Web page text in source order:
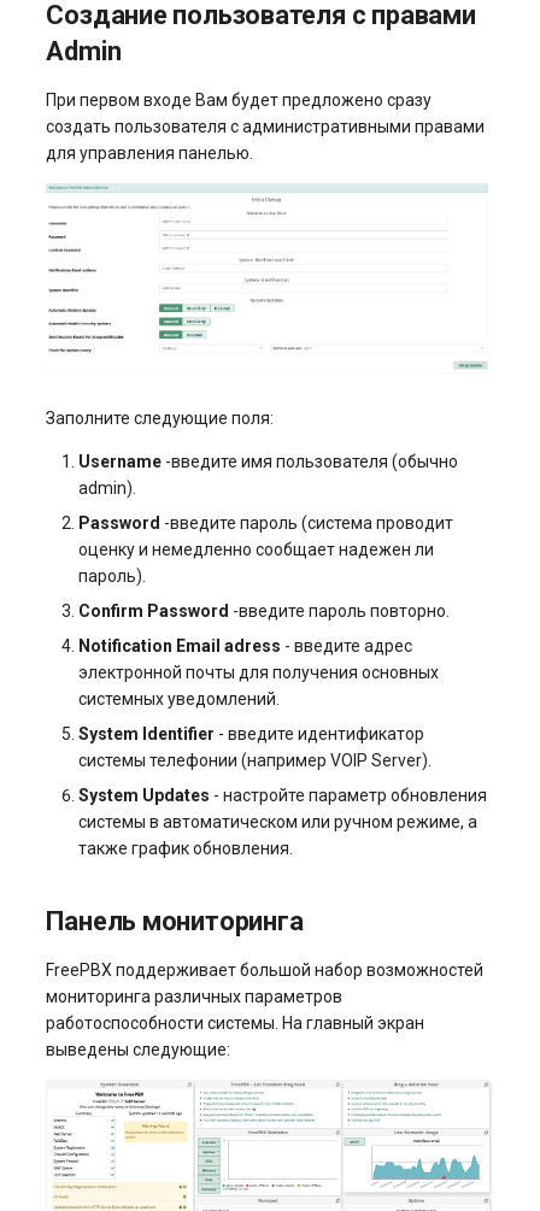
Создание пользователя с правами
Admin
При первом входе Вам будет предложено сразу
создать пользователя с административными правами
для управления панелью.
Заполните следующие поля:
Username-введите имя пользователя (обычно
admin).
Password -введите пароль (система проводит
оценку и немедленно сообщает надежен ли
пароль).
Confirm Password -введите пароль повторно.
Notification Email adress - введите адрес
электронной почты для получения основных
системных уведомлений.
System Identifier - введите идентификатор
системы телефонии (например VOIP Server).
System Updates - настройте параметр обновления
системы в автоматическом или ручном режиме, а
также график обновления.
Панель мониторинга
FreePBX поддерживает большой набор возможностей
мониторинга различных параметров
работоспособности системы. На главный экран
выведены следующие: